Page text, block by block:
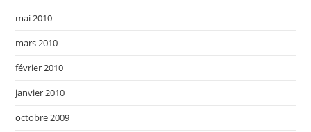
mai 2010
mars 2010
février 2010
janvier 2010
octobre 2009